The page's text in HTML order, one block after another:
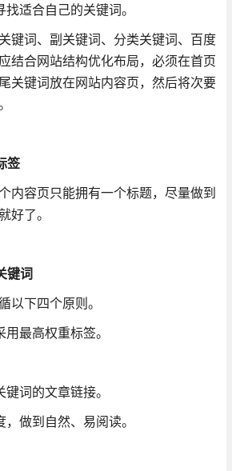
适合自己的关键词。
键词、副关键词、分类关键词、百度
结合网站结构优化布局，必须在首页
关键词放在网站内容页，然后将次要
签
内容页只能拥有一个标题，尽量做到
好了。
键词
以下四个原则。
最高权重标签。
词的文章链接。
做到自然、易阅读。